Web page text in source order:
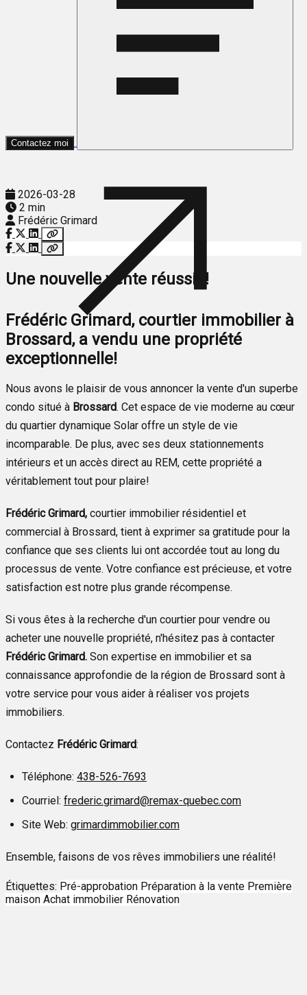
Contactez moi
2026-03-28
2 min
Frédéric Grimard
Une nouvelle vente réussie!
Frédéric Grimard, courtier immobilier à
Brossard, a vendu une propriété
exceptionnelle!
Nous avons le plaisir de vous annoncer la vente d'un superbe
condo situé à Brossard. Cet espace de vie moderne au cœur
du quartier dynamique Solar offre un style de vie
incomparable. De plus, avec ses deux stationnements
intérieurs et un accès direct au REM, cette propriété a
véritablement tout pour plaire!
Frédéric Grimard, courtier immobilier résidentiel et
commercial à Brossard, tient à exprimer sa gratitude pour la
confiance que ses clients lui ont accordée tout au long du
processus de vente. Votre confiance est précieuse, et votre
satisfaction est notre plus grande récompense.
Si vous êtes à la recherche d'un courtier pour vendre ou
acheter une nouvelle propriété, n'hésitez pas à contacter
Frédéric Grimard. Son expertise en immobilier et sa
connaissance approfondie de la région de Brossard sont à
votre service pour vous aider à réaliser vos projets
immobiliers.
Contactez Frédéric Grimard:
Téléphone: 438-526-7693
Courriel: frederic.grimard@remax-quebec.com
Site Web: grimardimmobilier.com
Ensemble, faisons de vos rêves immobiliers une réalité!
Étiquettes: Pré-approbation Préparation à la vente Première
maison Achat immobilier Rénovation